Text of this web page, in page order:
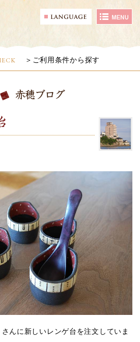
ご利用条件から探す
赤穂ブログ
んに新しいレンゲ台を注文していま